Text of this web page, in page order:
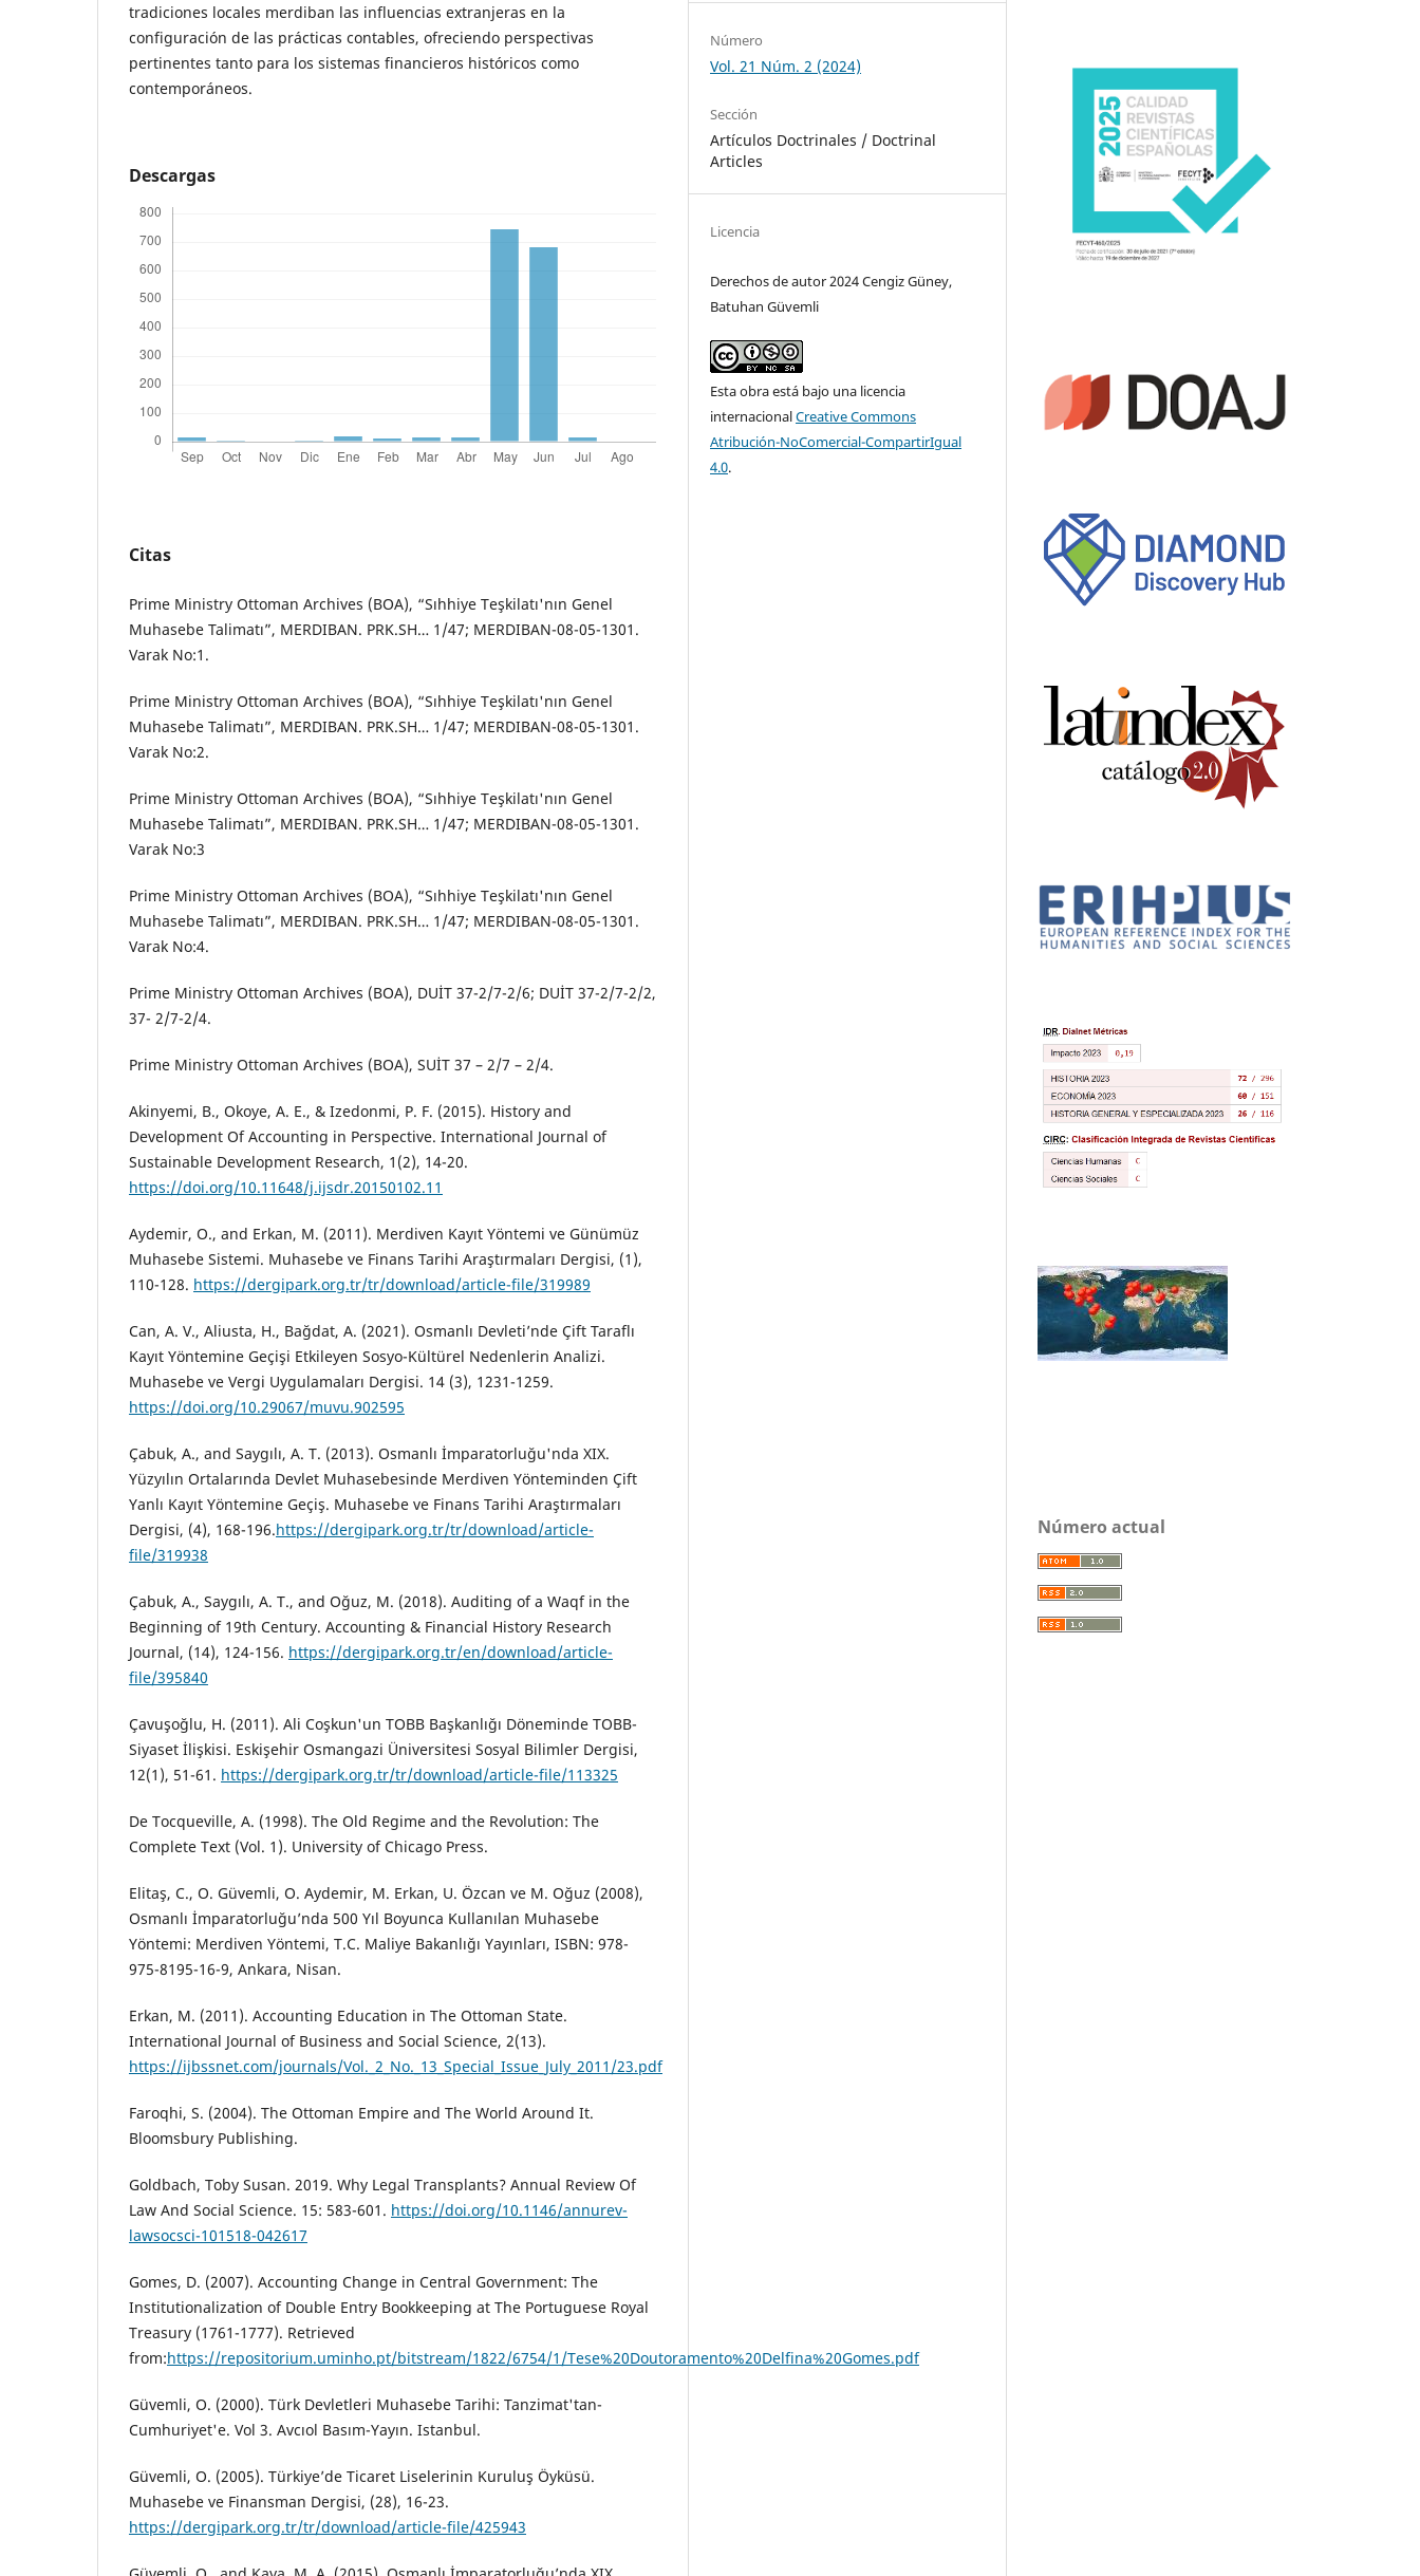
tradiciones locales merdiban las influencias extranjeras en la
configuración de las prácticas contables, ofreciendo perspectivas
pertinentes tanto para los sistemas financieros históricos como
contemporáneos.
Descargas
Citas
Prime Ministry Ottoman Archives (BOA), “Sıhhiye Teşkilatı'nın Genel
Muhasebe Talimatı”, MERDIBAN. PRK.SH… 1/47; MERDIBAN-08-05-1301.
Varak No:1.
Prime Ministry Ottoman Archives (BOA), “Sıhhiye Teşkilatı'nın Genel
Muhasebe Talimatı”, MERDIBAN. PRK.SH… 1/47; MERDIBAN-08-05-1301.
Varak No:2.
Prime Ministry Ottoman Archives (BOA), “Sıhhiye Teşkilatı'nın Genel
Muhasebe Talimatı”, MERDIBAN. PRK.SH… 1/47; MERDIBAN-08-05-1301.
Varak No:3
Prime Ministry Ottoman Archives (BOA), “Sıhhiye Teşkilatı'nın Genel
Muhasebe Talimatı”, MERDIBAN. PRK.SH… 1/47; MERDIBAN-08-05-1301.
Varak No:4.
Prime Ministry Ottoman Archives (BOA), DUİT 37-2/7-2/6; DUİT 37-2/7-2/2,
37- 2/7-2/4.
Prime Ministry Ottoman Archives (BOA), SUİT 37 – 2/7 – 2/4.
Akinyemi, B., Okoye, A. E., & Izedonmi, P. F. (2015). History and
Development Of Accounting in Perspective. International Journal of
Sustainable Development Research, 1(2), 14-20.
https://doi.org/10.11648/j.ijsdr.20150102.11
Aydemir, O., and Erkan, M. (2011). Merdiven Kayıt Yöntemi ve Günümüz
Muhasebe Sistemi. Muhasebe ve Finans Tarihi Araştırmaları Dergisi, (1),
110-128. https://dergipark.org.tr/tr/download/article-file/319989
Can, A. V., Aliusta, H., Bağdat, A. (2021). Osmanlı Devleti’nde Çift Taraflı
Kayıt Yöntemine Geçişi Etkileyen Sosyo-Kültürel Nedenlerin Analizi.
Muhasebe ve Vergi Uygulamaları Dergisi. 14 (3), 1231-1259.
https://doi.org/10.29067/muvu.902595
Çabuk, A., and Saygılı, A. T. (2013). Osmanlı İmparatorluğu'nda XIX.
Yüzyılın Ortalarında Devlet Muhasebesinde Merdiven Yönteminden Çift
Yanlı Kayıt Yöntemine Geçiş. Muhasebe ve Finans Tarihi Araştırmaları
Dergisi, (4), 168-196.https://dergipark.org.tr/tr/download/article-
file/319938
Çabuk, A., Saygılı, A. T., and Oğuz, M. (2018). Auditing of a Waqf in the
Beginning of 19th Century. Accounting & Financial History Research
Journal, (14), 124-156. https://dergipark.org.tr/en/download/article-
file/395840
Çavuşoğlu, H. (2011). Ali Coşkun'un TOBB Başkanlığı Döneminde TOBB-
Siyaset İlişkisi. Eskişehir Osmangazi Üniversitesi Sosyal Bilimler Dergisi,
12(1), 51-61. https://dergipark.org.tr/tr/download/article-file/113325
De Tocqueville, A. (1998). The Old Regime and the Revolution: The
Complete Text (Vol. 1). University of Chicago Press.
Elitaş, C., O. Güvemli, O. Aydemir, M. Erkan, U. Özcan ve M. Oğuz (2008),
Osmanlı İmparatorluğu’nda 500 Yıl Boyunca Kullanılan Muhasebe
Yöntemi: Merdiven Yöntemi, T.C. Maliye Bakanlığı Yayınları, ISBN: 978-
975-8195-16-9, Ankara, Nisan.
Erkan, M. (2011). Accounting Education in The Ottoman State.
International Journal of Business and Social Science, 2(13).
https://ijbssnet.com/journals/Vol._2_No._13_Special_Issue_July_2011/23.pdf
Faroqhi, S. (2004). The Ottoman Empire and The World Around It.
Bloomsbury Publishing.
Goldbach, Toby Susan. 2019. Why Legal Transplants? Annual Review Of
Law And Social Science. 15: 583-601. https://doi.org/10.1146/annurev-
lawsocsci-101518-042617
Gomes, D. (2007). Accounting Change in Central Government: The
Institutionalization of Double Entry Bookkeeping at The Portuguese Royal
Treasury (1761-1777). Retrieved
from:https://repositorium.uminho.pt/bitstream/1822/6754/1/Tese%20Doutoramento%20Delfina%20Gomes.pdf
Güvemli, O. (2000). Türk Devletleri Muhasebe Tarihi: Tanzimat'tan-
Cumhuriyet'e. Vol 3. Avcıol Basım-Yayın. Istanbul.
Güvemli, O. (2005). Türkiye’de Ticaret Liselerinin Kuruluş Öyküsü.
Muhasebe ve Finansman Dergisi, (28), 16-23.
https://dergipark.org.tr/tr/download/article-file/425943
Número
Vol. 21 Núm. 2 (2024)
Sección
Artículos Doctrinales / Doctrinal
Articles
Licencia
Derechos de autor 2024 Cengiz Güney,
Batuhan Güvemli
Esta obra está bajo una licencia
internacionalCreative Commons
Atribución-NoComercial-CompartirIgual
4.0.
Número actual